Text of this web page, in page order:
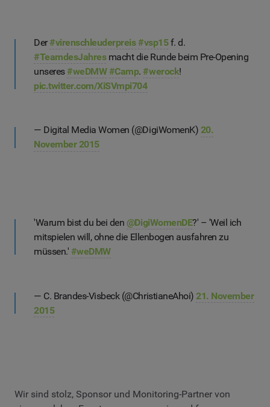
Der#virenschleuderpreis#vsp15f. d.
#TeamdesJahresmacht die Runde beim Pre-Opening
unseres#weDMW#Camp.#werock!
pic.twitter.com/XiSVmpi704
— Digital Media Women (@DigiWomenK) 20.
November 2015
'Warum bist du bei den @DigiWomenDE?' – 'Weil ich
mitspielen will, ohne die Ellenbogen ausfahren zu
müssen.' #weDMW
— C. Brandes-Visbeck (@ChristianeAhoi) 21. November
2015
Wir sind stolz, Sponsor und Monitoring-Partner von